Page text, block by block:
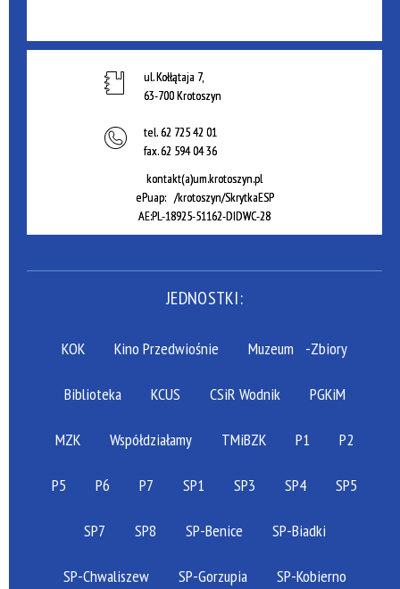
ul. Kołłątaja 7,
63-700 Krotoszyn
tel.62 725 42 01
fax.62 594 04 36
kontakt(a)um.krotoszyn.pl
ePuap: /krotoszyn/SkrytkaESP
AE:PL-18925-51162-DIDWC-28
JEDNOSTKI:
KOK Kino Przedwiośnie Muzeum -Zbiory
Biblioteka KCUS CSiR Wodnik PGKiM
MZK Współdziałamy TMiBZK P1 P2
P5 P6 P7 SP1 SP3 SP4 SP5
SP7 SP8 SP-Benice SP-Biadki
SP-Chwaliszew SP-Gorzupia SP-Kobierno